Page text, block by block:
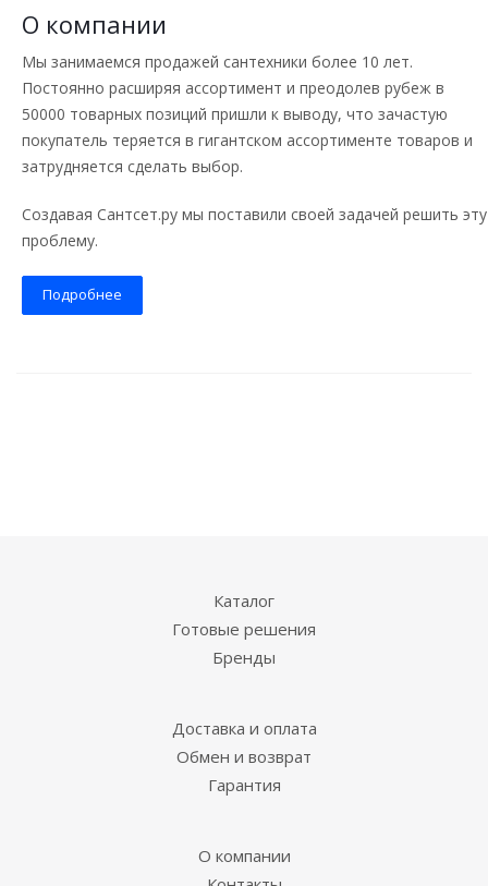
О компании
Мы занимаемся продажей сантехники более 10 лет.
Постоянно расширяя ассортимент и преодолев рубеж в
50000 товарных позиций пришли к выводу, что зачастую
покупатель теряется в гигантском ассортименте товаров и
затрудняется сделать выбор.
Создавая Сантсет.ру мы поставили своей задачей решить эту
проблему.
Подробнее
Каталог
Готовые решения
Бренды
Доставка и оплата
Обмен и возврат
Гарантия
О компании